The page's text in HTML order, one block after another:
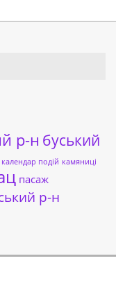
р-н буський
календар подій камяниці
пасаж
р-н